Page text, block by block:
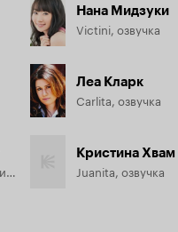
James / Meowth, озвучка (в титрах: Jimmy Zoppi)
Нана Мидзуки
Victini, озвучка
Леа Кларк
Carlita, озвучка
Кристина Хвам
Juanita, озвучка